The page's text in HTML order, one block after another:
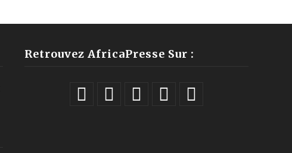
Retrouvez AfricaPresse Sur :